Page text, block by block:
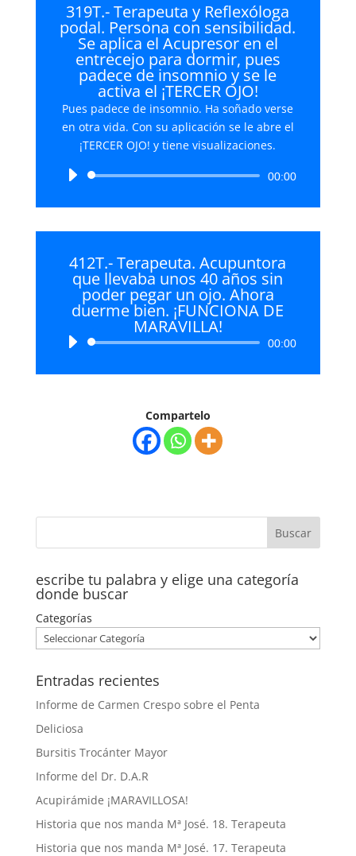
319T.- Terapeuta y Reflexóloga
podal. Persona con sensibilidad.
Se aplica el Acupresor en el
entrecejo para dormir, pues
padece de insomnio y se le
activa el ¡TERCER OJO!
Pues padece de insomnio. Ha soñado verse
en otra vida. Con su aplicación se le abre el
¡TERCER OJO! y tiene visualizaciones.
Reproductor
audio
00:00
412T.- Terapeuta. Acupuntora
que llevaba unos 40 años sin
poder pegar un ojo. Ahora
duerme bien. ¡FUNCIONA DE
MARAVILLA!
Reproductor
audio
00:00
Compartelo
escribe tu palabra y elige una categoría
donde buscar
Categorías
Entradas recientes
Informe de Carmen Crespo sobre el Penta
Deliciosa
Bursitis Trocánter Mayor
Informe del Dr. D.A.R
Acupirámide ¡MARAVILLOSA!
Historia que nos manda Mª José. 18. Terapeuta
Historia que nos manda Mª José. 17. Terapeuta